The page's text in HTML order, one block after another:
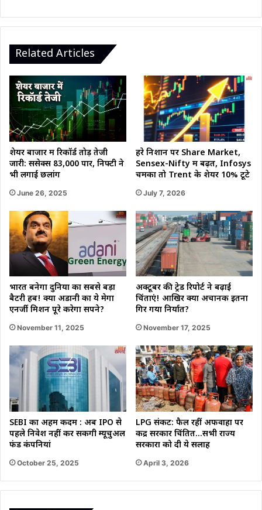
डिप्टी
सीएम
Related Articles
शेयर बाजार में रिकॉर्ड तोड़ तेजी
जारी: सेंसेक्स 83,000 पार, निफ्टी ने
भी लगाई छलांग
June 26, 2025
हरे निशान पर Share Market,
Sensex-Nifty में बढ़त, Infosys
चमका तो Trent के शेयर 10% टूटे
July 7, 2026
भारत बनेगा दुनिया का सबसे बड़ा
बैटरी हब! क्या अडानी का ये मेगा
एनर्जी मिशन पूरे करेगा सपने?
November 11, 2025
अक्टूबर की ट्रेड रिपोर्ट ने बढ़ाई
चिंताएं! आखिर क्यों अचानक इतना
गिर गया निर्यात?
November 17, 2025
SEBI का अहम कदम : अब IPO से
पहले निवेश नहीं कर सकेंगी म्यूचुअल
फंड कंपनियां
October 25, 2025
LPG संकट: फैल रहीं अफवाहों पर
केंद्र सरकार चिंतित…सभी राज्य
सरकारों को दी ये सलाह
April 3, 2026